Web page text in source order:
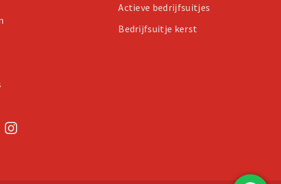
Actieve bedrijfsuitjes
Bedrijfsuitje kerst